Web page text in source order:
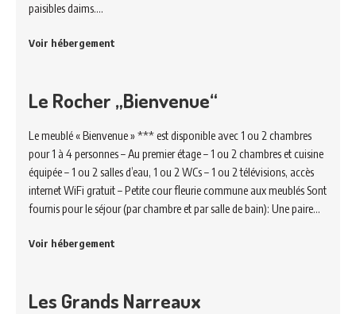
paisibles daims.…
Voir hébergement
Le Rocher „Bienvenue“
Le meublé « Bienvenue » *** est disponible avec 1 ou 2 chambres
pour 1 à 4 personnes – Au premier étage – 1 ou 2 chambres et cuisine
équipée – 1 ou 2 salles d’eau, 1 ou 2 WCs – 1 ou 2 télévisions, accès
internet WiFi gratuit – Petite cour fleurie commune aux meublés Sont
fournis pour le séjour (par chambre et par salle de bain): Une paire…
Voir hébergement
Les Grands Narreaux